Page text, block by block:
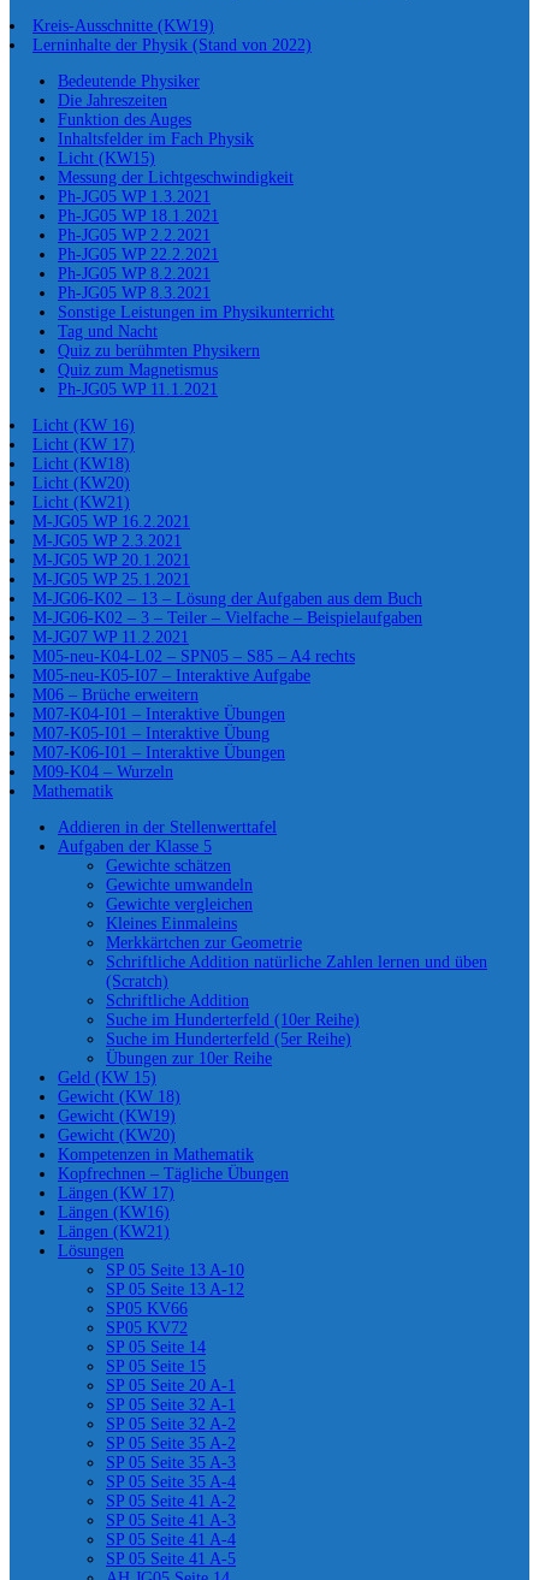
Kreis-Ausschnitte (KW19)
Lerninhalte der Physik (Stand von 2022)
Bedeutende Physiker
Die Jahreszeiten
Funktion des Auges
Inhaltsfelder im Fach Physik
Licht (KW15)
Messung der Lichtgeschwindigkeit
Ph-JG05 WP 1.3.2021
Ph-JG05 WP 18.1.2021
Ph-JG05 WP 2.2.2021
Ph-JG05 WP 22.2.2021
Ph-JG05 WP 8.2.2021
Ph-JG05 WP 8.3.2021
Sonstige Leistungen im Physikunterricht
Tag und Nacht
Quiz zu berühmten Physikern
Quiz zum Magnetismus
Ph-JG05 WP 11.1.2021
Licht (KW 16)
Licht (KW 17)
Licht (KW18)
Licht (KW20)
Licht (KW21)
M-JG05 WP 16.2.2021
M-JG05 WP 2.3.2021
M-JG05 WP 20.1.2021
M-JG05 WP 25.1.2021
M-JG06-K02 – 13 – Lösung der Aufgaben aus dem Buch
M-JG06-K02 – 3 – Teiler – Vielfache – Beispielaufgaben
M-JG07 WP 11.2.2021
M05-neu-K04-L02 – SPN05 – S85 – A4 rechts
M05-neu-K05-I07 – Interaktive Aufgabe
M06 – Brüche erweitern
M07-K04-I01 – Interaktive Übungen
M07-K05-I01 – Interaktive Übung
M07-K06-I01 – Interaktive Übungen
M09-K04 – Wurzeln
Mathematik
Addieren in der Stellenwerttafel
Aufgaben der Klasse 5
Gewichte schätzen
Gewichte umwandeln
Gewichte vergleichen
Kleines Einmaleins
Merkkärtchen zur Geometrie
Schriftliche Addition natürliche Zahlen lernen und üben
(Scratch)
Schriftliche Addition
Suche im Hunderterfeld (10er Reihe)
Suche im Hunderterfeld (5er Reihe)
Übungen zur 10er Reihe
Geld (KW 15)
Gewicht (KW 18)
Gewicht (KW19)
Gewicht (KW20)
Kompetenzen in Mathematik
Kopfrechnen – Tägliche Übungen
Längen (KW 17)
Längen (KW16)
Längen (KW21)
Lösungen
SP 05 Seite 13 A-10
SP 05 Seite 13 A-12
SP05 KV66
SP05 KV72
SP 05 Seite 14
SP 05 Seite 15
SP 05 Seite 20 A-1
SP 05 Seite 32 A-1
SP 05 Seite 32 A-2
SP 05 Seite 35 A-2
SP 05 Seite 35 A-3
SP 05 Seite 35 A-4
SP 05 Seite 41 A-2
SP 05 Seite 41 A-3
SP 05 Seite 41 A-4
SP 05 Seite 41 A-5